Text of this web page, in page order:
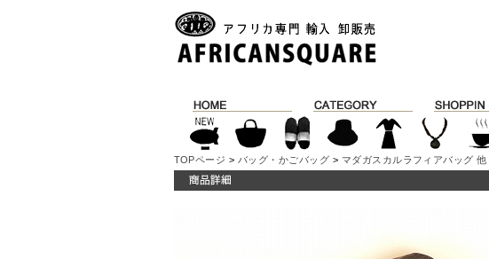
TOPページ > バッグ・かごバッグ > マダガスカルラフィアバッグ 他